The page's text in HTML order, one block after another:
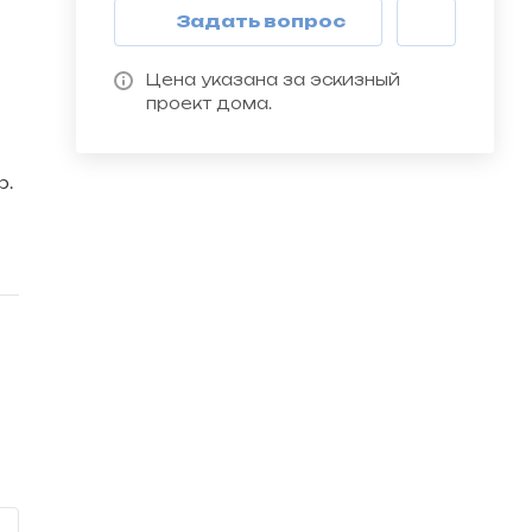
Задать вопрос
Цена указана за эскизный
проект дома.